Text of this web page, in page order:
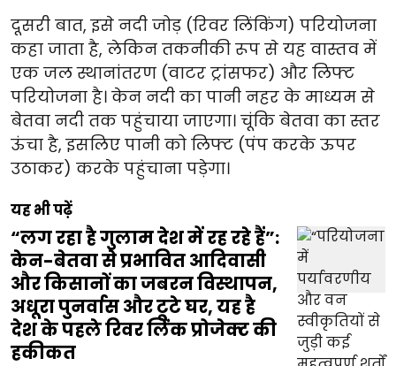
दूसरी बात, इसे नदी जोड़ (रिवर लिंकिंग) परियोजना
कहा जाता है, लेकिन तकनीकी रूप से यह वास्तव में
एक जल स्थानांतरण (वाटर ट्रांसफर) और लिफ्ट
परियोजना है। केन नदी का पानी नहर के माध्यम से
बेतवा नदी तक पहुंचाया जाएगा। चूंकि बेतवा का स्तर
ऊंचा है, इसलिए पानी को लिफ्ट (पंप करके ऊपर
उठाकर) करके पहुंचाना पड़ेगा।
यह भी पढ़ें
“लग रहा है गुलाम देश में रह रहे हैं”:
केन-बेतवा से प्रभावित आदिवासी
और किसानों का जबरन विस्थापन,
अधूरा पुनर्वास और टूटे घर, यह है
देश के पहले रिवर लिंक प्रोजेक्ट की
हकीकत